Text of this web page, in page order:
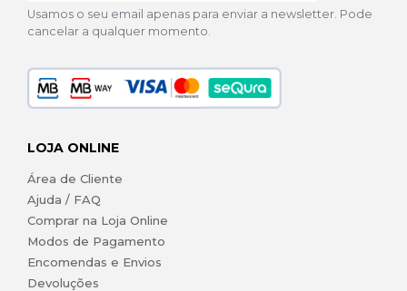
Usamos o seu email apenas para enviar a newsletter. Pode
cancelar a qualquer momento.
LOJA ONLINE
Área de Cliente
Ajuda / FAQ
Comprar na Loja Online
Modos de Pagamento
Encomendas e Envios
Devoluções